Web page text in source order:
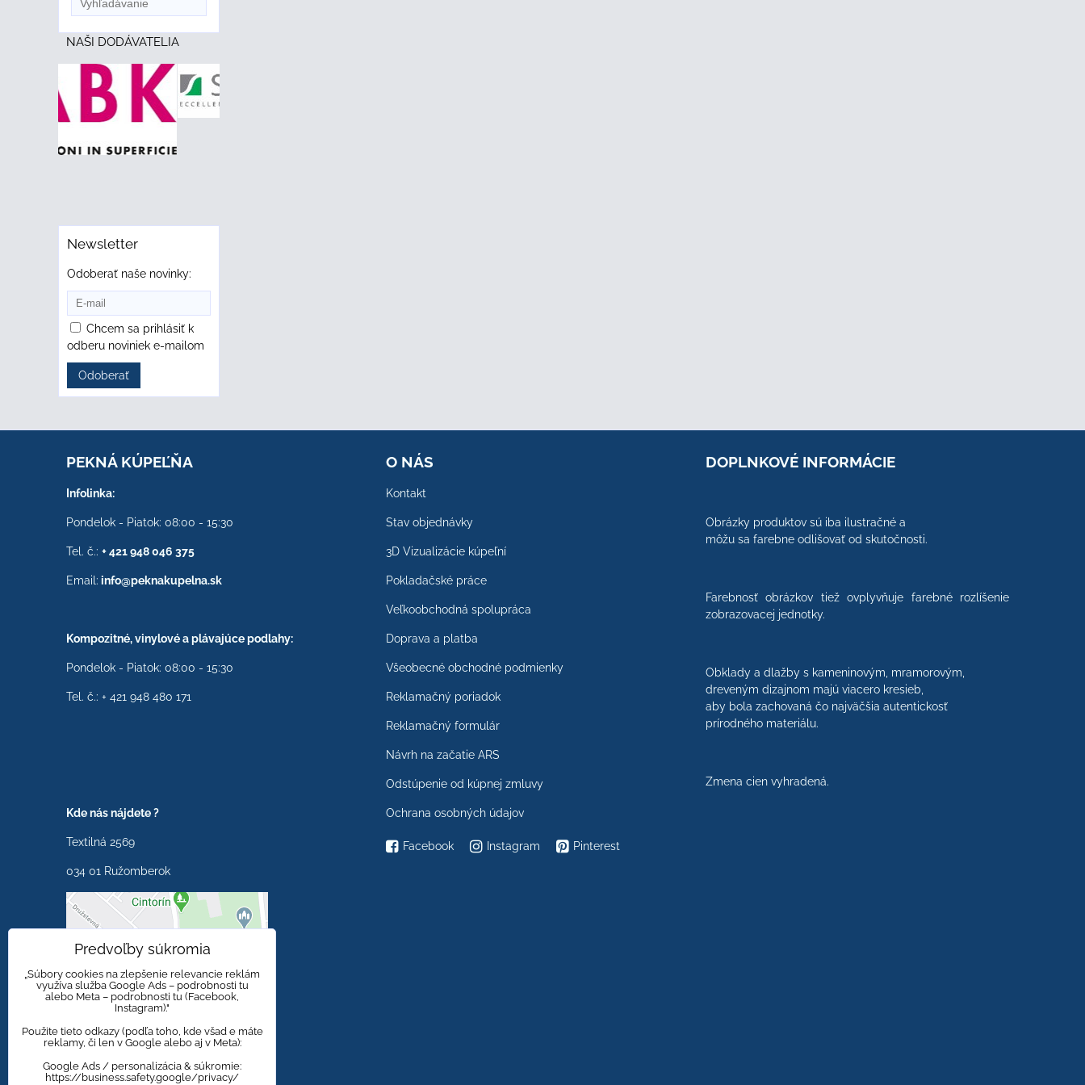
NAŠI DODÁVATELIA
Newsletter
Odoberať naše novinky:
Chcem sa prihlásiť k
odberu noviniek e-mailom
Odoberať
PEKNÁ KÚPEĽŇA
Infolinka:
Pondelok - Piatok: 08:00 - 15:30
Tel. č.: + 421 948 046 375
Email: info@peknakupelna.sk
Kompozitné, vinylové a plávajúce podlahy:
Pondelok - Piatok: 08:00 - 15:30
Tel. č.: + 421 948 480 171
Kde nás nájdete ?
Textilná 2569
034 01 Ružomberok
Externý obsah je
blokovaný Voľbami
súkromia
Prajete si načítať externý
O NÁS
Kontakt
Stav objednávky
3D Vizualizácie kúpeľní
Pokladačské práce
Veľkoobchodná spolupráca
Doprava a platba
Všeobecné obchodné podmienky
Reklamačný poriadok
Reklamačný formulár
Návrh na začatie ARS
Odstúpenie od kúpnej zmluvy
Ochrana osobných údajov
Facebook Instagram Pinterest
DOPLNKOVÉ INFORMÁCIE
Obrázky produktov sú iba ilustračné a
môžu sa farebne odlišovať od skutočnosti.
Farebnosť obrázkov tiež ovplyvňuje farebné rozlíšenie
zobrazovacej jednotky.
Obklady a dlažby s kameninovým, mramorovým,
dreveným dizajnom majú viacero kresieb,
aby bola zachovaná čo najväčšia autentickosť
prírodného materiálu.
Zmena cien vyhradená.
Predvoľby súkromia
„Súbory cookies na zlepšenie relevancie reklám
využíva služba Google Ads – podrobnosti tu
alebo Meta – podrobnosti tu (Facebook,
Instagram)."
Použite tieto odkazy (podľa toho, kde všad e máte
reklamy, či len v Google alebo aj v Meta):
Google Ads / personalizácia & súkromie:
https://business.safety.google/privacy/